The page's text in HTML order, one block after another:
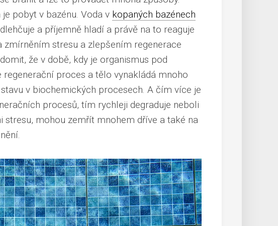
pobyt v bazénu. Voda v kopaných bazénech
a příjemně hladí a právě na to reaguje
zmírněním stresu a zlepšením regenerace
že v době, kdy je organismus pod
proces a tělo vynakládá mnoho
v biochemických procesech. A čím více je
procesů, tím rychleji degraduje neboli
stresu, mohou zemřít mnohem dříve a také na